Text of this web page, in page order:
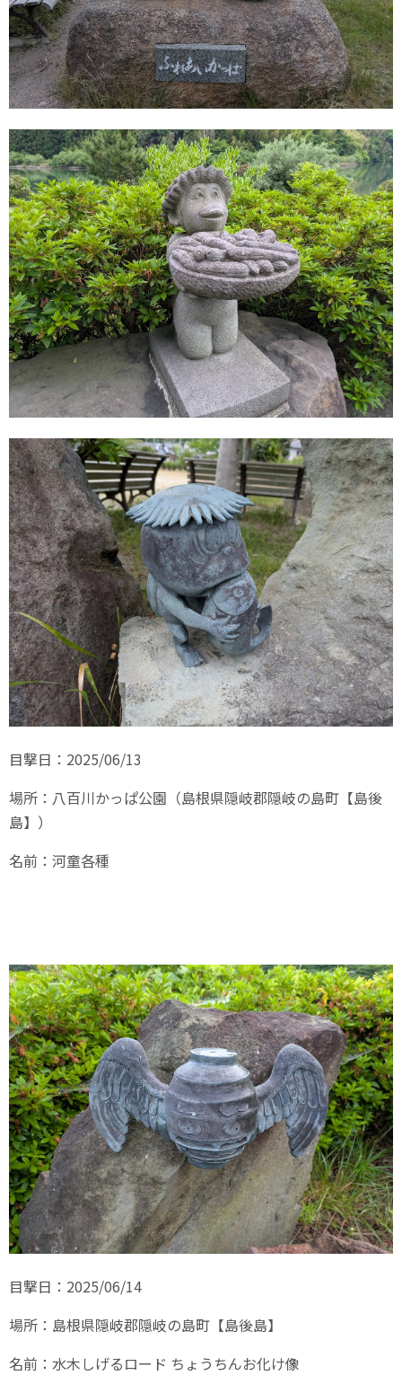
目撃日：2025/06/13
場所：八百川かっぱ公園（島根県隠岐郡隠岐の島町【島後
島】）
名前：河童各種
目撃日：2025/06/14
場所：島根県隠岐郡隠岐の島町【島後島】
名前：水木しげるロード ちょうちんお化け像